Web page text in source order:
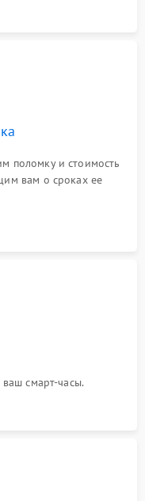
поломку и стоимость
вам о сроках ее
смарт-часы.